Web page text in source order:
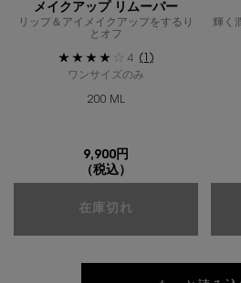
メイクアップ リムーバー
リップ＆アイメイクアップをするり
とオフ
4 (1)
ワンサイズのみ
200 ML
9,900円
（税込）
在庫切れ トップ シーク
輝く